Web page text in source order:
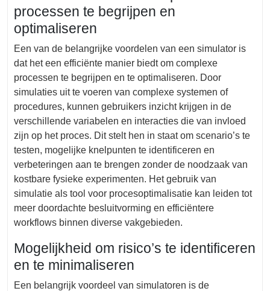
processen te begrijpen en
optimaliseren
Een van de belangrijke voordelen van een simulator is
dat het een efficiënte manier biedt om complexe
processen te begrijpen en te optimaliseren. Door
simulaties uit te voeren van complexe systemen of
procedures, kunnen gebruikers inzicht krijgen in de
verschillende variabelen en interacties die van invloed
zijn op het proces. Dit stelt hen in staat om scenario’s te
testen, mogelijke knelpunten te identificeren en
verbeteringen aan te brengen zonder de noodzaak van
kostbare fysieke experimenten. Het gebruik van
simulatie als tool voor procesoptimalisatie kan leiden tot
meer doordachte besluitvorming en efficiëntere
workflows binnen diverse vakgebieden.
Mogelijkheid om risico’s te identificeren
en te minimaliseren
Een belangrijk voordeel van simulatoren is de